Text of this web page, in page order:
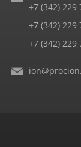
+7 (342) 229
+7 (342) 229
+7 (342) 229